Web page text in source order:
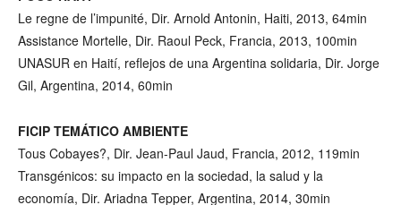
Le regne de l’impunité, Dir. Arnold Antonin, Haiti, 2013, 64min
Assistance Mortelle, Dir. Raoul Peck, Francia, 2013, 100min
UNASUR en Haití, reflejos de una Argentina solidaria, Dir. Jorge
Gil, Argentina, 2014, 60min
FICIP TEMÁTICO AMBIENTE
Tous Cobayes?, Dir. Jean-Paul Jaud, Francia, 2012, 119min
Transgénicos: su impacto en la sociedad, la salud y la
economía, Dir. Ariadna Tepper, Argentina, 2014, 30min